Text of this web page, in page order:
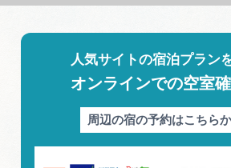
人気サイトの宿泊プラン
オンラインでの空室
周辺の宿の予約はこちら